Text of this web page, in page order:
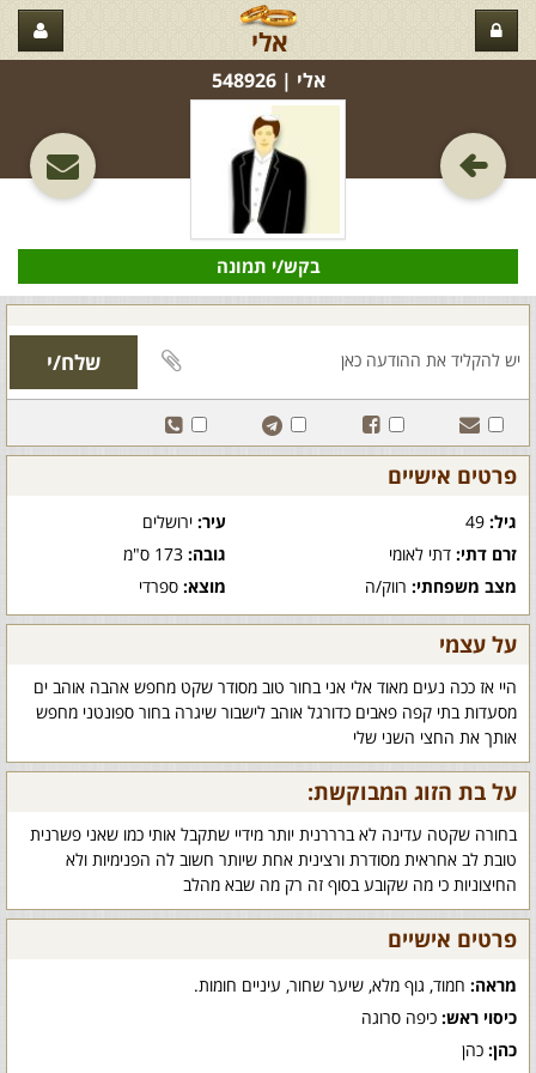
אלי
אלי‏ | 548926
בקש/י תמונה
פרטים אישיים
גיל: עיר:ירושלים
זרם דתי: דתי לאומי גובה:173 ס"מ
מצב משפחתי: רווק/ה מוצא:ספרדי
על עצמי
היי אז ככה נעים מאוד אלי אני בחור טוב מסודר שקט מחפש אהבה אוהב ים
מסעדות בתי קפה פאבים כדורגל אוהב לישבור שיגרה בחור ספונטני מחפש
אותך את החצי השני שלי
על בת הזוג המבוקשת:
בחורה שקטה עדינה לא ברררנית יותר מידיי שתקבל אותי כמו שאני פשרנית
טובת לב אחראית מסודרת ורצינית אחת שיותר חשוב לה הפנימיות ולא
החיצוניות כי מה שקובע בסוף זה רק מה שבא מהלב
פרטים אישיים
מראה: חמוד, גוף מלא, שיער שחור, עיניים חומות.
כיסוי ראש: כיפה סרוגה
כהן: כהן